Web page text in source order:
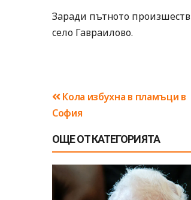
Заради пътното
село Гавраилово.
Навигация
Кола избухна в пламъци в
София
ОЩЕ ОТ КАТЕГОРИЯТА